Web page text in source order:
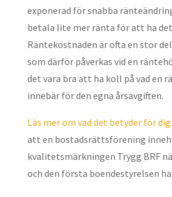
exponerad för snabba
betala lite mer ränta för att ha
Räntekostnaden är ofta en stor
som därför påverkas vid en
det vara bra att ha koll på vad en
innebär för den egna årsavgiften.
Läs mer om vad det betyder för
att en bostadsrättsförening
kvalitetsmärkningen Trygg BRF
och den första boendestyrelsen